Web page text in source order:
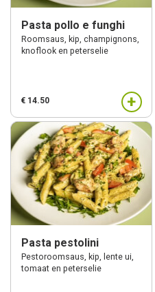
Pasta pollo e funghi
Roomsaus, kip, champignons,
knoflook en peterselie
€ 14.50 +
Pasta pestolini
Pestoroomsaus, kip, lente ui,
tomaat en peterselie